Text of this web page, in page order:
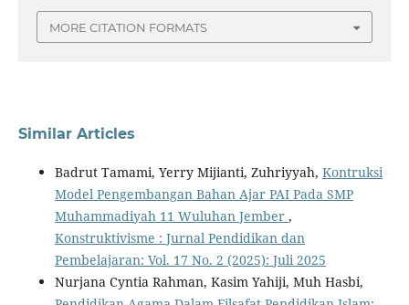
MORE CITATION FORMATS
Similar Articles
Badrut Tamami, Yerry Mijianti, Zuhriyyah, Kontruksi
Model Pengembangan Bahan Ajar PAI Pada SMP
Muhammadiyah 11 Wuluhan Jember ,
Konstruktivisme : Jurnal Pendidikan dan
Pembelajaran: Vol. 17 No. 2 (2025): Juli 2025
Nurjana Cyntia Rahman, Kasim Yahiji, Muh Hasbi,